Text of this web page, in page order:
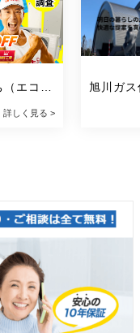
（エコキ
詳しく見る >
旭川ガ